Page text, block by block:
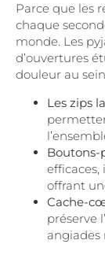
Parce que les
chaque
monde. Les
d’ouvertures
douleur au
Les zips
Boutons-
offrant
Cache-
préserve
angiades